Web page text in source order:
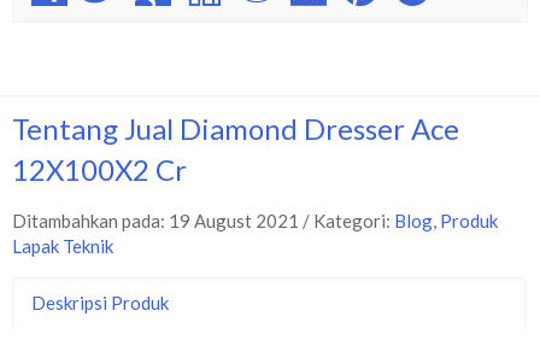
Tentang Jual Diamond Dresser Ace
12X100X2 Cr
Ditambahkan pada: 19 August 2021 / Kategori: Blog, Produk
Lapak Teknik
Deskripsi Produk